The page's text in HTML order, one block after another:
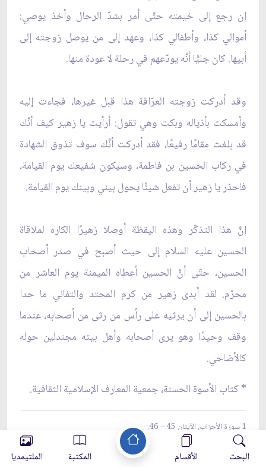
إن رجع إلى خيمته حتّى أمر بشدّ الرحال وأخذ يوصي:
أموالي كذا، وأطفالي كذا، وعهد إلى من يوصل زوجته إلى
أبيها. كان جليًّا أنَّه يودّعهم في رحلة لا عودة منها.
وقد أدركت زوجته العرّافة هذا قبل غيرها، فجاءت إليه
وأمسكت بأذياله وبكت وهي تقول: أرأيت يا زهير كيف أنَّك
قد بلغت مقامًا رفيعًا، فقد أدركت أنَّك سوف تذوق الشهادة
في ركاب الحسين بن فاطمة، وسيكون شفيعك يوم القيامة،
فاحذر يا زهير أن تفعل شيئًا يحول بيني وبينك يوم القيامة.
إنَّ هذا التذكّر وهذه اليقظة أوصلا زهيرًا الكاره لملاقاة
الحسين عليه السلام إلى حيث أصبح في صدر أصحاب
الحسين، حتّى أنَّ الحسين أعطاه الميمنة يوم العاشر من
محرّم. لقد أبدى زهير من كرم المحتد والتفاني ما حدا
بالحسين إلى أن يرثيه على رأس من رثى من أصحابه، عندما
وقف وحيدًا وهو يرى أصحابه وأهل بيته مجندلين حوله
كالأضاحي.
*كتاب الأسوة الحسنة، جمعية المعارف الإسلامية الثقافية.
1 سورة الأحزاب، الآيتان 45 – 46.
2 اليمن من المناطق التي دخلت الإسلام بغير حرب. والسبب في إسلام أهل اليمن
البحث الأقسام المكتبة الملتيمديا